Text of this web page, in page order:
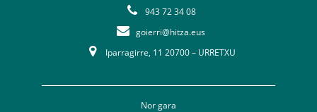
943 72 34 08
goierri@hitza.eus
Iparragirre, 11 20700 – URRETXU
Nor gara